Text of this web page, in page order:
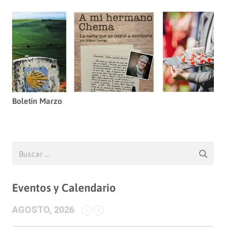
Boletín Marzo
Eventos y Calendario
AGOSTO, 2026